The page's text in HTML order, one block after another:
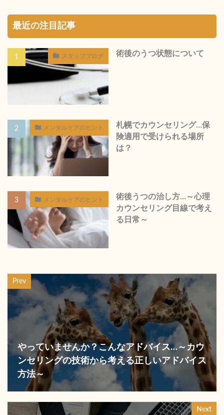
最近の注目記事
スタッフブログ 術後のうつ状態について
メンタルケアのヒント
札幌でカウンセリング…保
険適用で受けられる場所
は？
メンタルケアのヒント
術後うつの治し方…～心理
カウンセリング目線で考え
る日常～
Prev
やっていませんか？こんなアドバイス…～カウ
ンセリングの技術から考える正しいアドバイス
方法～
Next